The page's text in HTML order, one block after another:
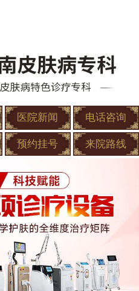
医院新闻 电话咨询
预约挂号 来院路线